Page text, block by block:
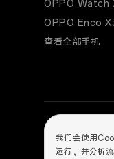
我们会使用
运行，并分析
OPPO Watch
OPPO Enco
查看全部手机